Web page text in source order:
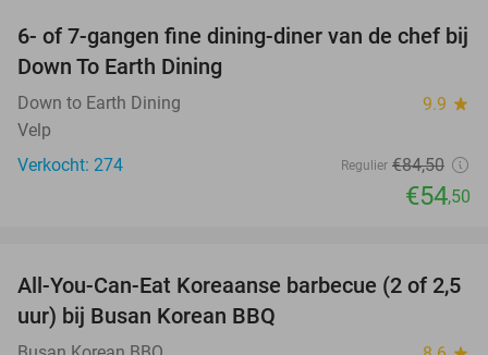
36%
6- of 7-gangen fine dining-diner van de chef bij
Down To Earth Dining
Down to Earth Dining 9.9 star
Velp
Verkocht: 274
Regulier €84,50
€54,50
30%
All-You-Can-Eat Koreaanse barbecue (2 of 2,5
uur) bij Busan Korean BBQ